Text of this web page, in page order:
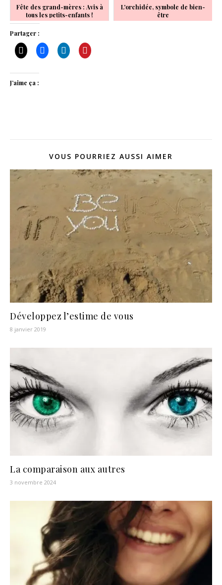
Fête des grand-mères : Avis à
tous les petits-enfants !
L'orchidée, symbole de bien-
être
Partager :
J’aime ça :
VOUS POURRIEZ AUSSI AIMER
Développez l’estime de vous
8 janvier 2019
La comparaison aux autres
3 novembre 2024